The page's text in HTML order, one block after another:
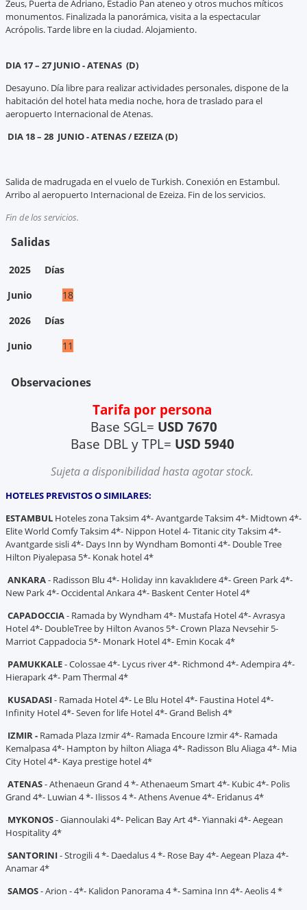
Zeus, Puerta de Adriano, Estadio Pan ateneo y otros muchos míticos
monumentos. Finalizada la panorámica, visita a la espectacular
Acrópolis. Tarde libre en la ciudad. Alojamiento.
DIA 17 – 27 JUNIO - ATENAS (D)
Desayuno. Día libre para realizar actividades personales, dispone de la
habitación del hotel hata media noche, hora de traslado para el
aeropuerto Internacional de Atenas.
DIA 18 – 28 JUNIO - ATENAS / EZEIZA (D)
Salida de madrugada en el vuelo de Turkish. Conexión en Estambul.
Arribo al aeropuerto Internacional de Ezeiza. Fin de los servicios.
Fin de los servicios.
Salidas
2025
Días
Junio
18
2026
Días
Junio
11
Observaciones
Tarifa por persona
Base SGL= USD 7670
Base DBL y TPL= USD 5940
Sujeta a disponibilidad hasta agotar stock.
HOTELES PREVISTOS O SIMILARES:
ESTAMBUL Hoteles zona Taksim 4*- Avantgarde Taksim 4*- Midtown 4*-
Elite World Comfy Taksim 4*- Nippon Hotel 4- Titanic city Taksim 4*-
Avantgarde sisli 4*- Days Inn by Wyndham Bomonti 4*- Double Tree
Hilton Piyalepasa 5*- Konak hotel 4*
ANKARA- Radisson Blu 4*- Holiday inn kavaklıdere 4*- Green Park 4*-
New Park 4*- Occidental Ankara 4*- Baskent Center Hotel 4*
CAPADOCCIA- Ramada by Wyndham 4*- Mustafa Hotel 4*- Avrasya
Hotel 4*- DoubleTree by Hilton Avanos 5*- Crown Plaza Nevsehir 5-
Marriot Cappadocia 5*- Monark Hotel 4*- Emin Kocak 4*
PAMUKKALE- Colossae 4*- Lycus river 4*- Richmond 4*- Adempira 4*-
Hierapark 4*- Pam Thermal 4*
KUSADASI- Ramada Hotel 4*- Le Blu Hotel 4*- Faustina Hotel 4*-
Infinity Hotel 4*- Seven for life Hotel 4*- Grand Belish 4*
IZMIR - Ramada Plaza Izmir 4*- Ramada Encoure Izmir 4*- Ramada
Kemalpasa 4*- Hampton by hilton Aliaga 4*- Radisson Blu Aliaga 4*- Mia
City Hotel 4*- Kaya prestige hotel 4*
ATENAS- Athenaeun Grand 4 *- Athenaeum Smart 4*- Kubic 4*- Polis
Grand 4*- Luwian 4 *- Ilissos 4 *- Athens Avenue 4*- Eridanus 4*
MYKONOS- Giannoulaki 4*- Pelican Bay Art 4*- Yiannaki 4*- Aegean
Hospitality 4*
SANTORINI- Strogili 4 *- Daedalus 4 *- Rose Bay 4*- Aegean Plaza 4*-
Anamar 4*
SAMOS- Arion - 4*- Kalidon Panorama 4 *- Samina Inn 4*- Aeolis 4 *